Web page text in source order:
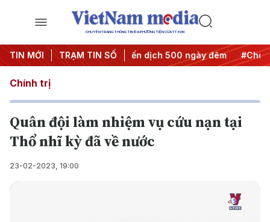
CHUYÊN TRANG THÔNG TIN ĐA PHƯƠNG TIỆN CỦA TTXVN
TIN MỚI TRẠM TIN SỐ
hành động #Chiến dịch 500 ngày đêm #Chống khai
Chính trị
Quân đội làm nhiệm vụ cứu nạn tại
Thổ nhĩ kỳ đã về nước
23-02-2023, 19:00